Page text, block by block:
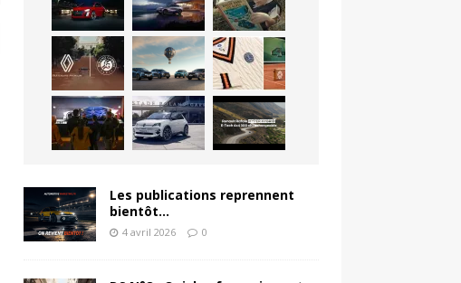
Les publications reprennent
bientôt…
4 avril 2026 0